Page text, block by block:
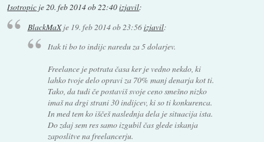
Isotropic je20. feb 2014 ob 22:40izjavil:
BlackMaXje 19. feb 2014 ob 23:56izjavil:
Itak ti bo to indijc naredu za 5 dolarjev.
Freelance je potrata časa ker je vedno nekdo, ki
lahko tvoje delo opravi za 70% manj denarja kot ti.
Tako, da tudi če postaviš svoje ceno smešno nizko
imaš na drgi strani 30 indijcev, ki so ti konkurenca.
In med tem ko iščeš naslednja dela je situacija ista.
Do zdaj sem res samo izgubil čas glede iskanja
zaposlitve na freelancerju.